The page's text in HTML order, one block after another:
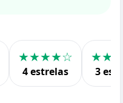
★★★★☆
4 estrelas 3